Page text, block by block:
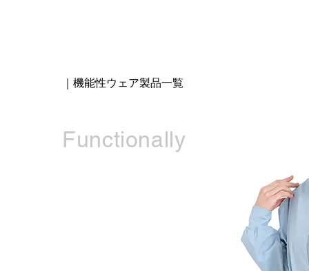
｜機能性ウェア製品一覧
Functionally